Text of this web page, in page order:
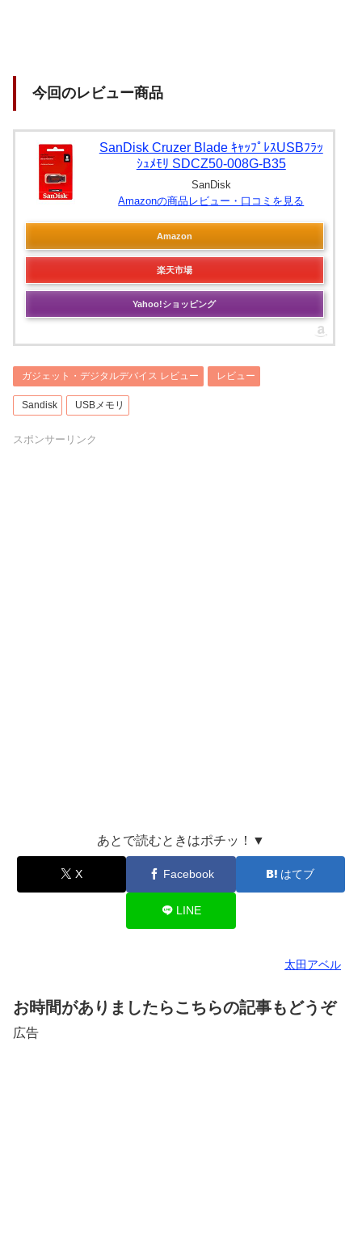
今回のレビュー商品
SanDisk Cruzer Blade ｷｬｯﾌﾟﾚｽUSBﾌﾗｯ
ｼｭﾒﾓﾘ SDCZ50-008G-B35
SanDisk
Amazonの商品レビュー・口コミを見る
Amazon
楽天市場
Yahoo!ショッピング
ガジェット・デジタルデバイス レビュー レビュー
Sandisk USBメモリ
スポンサーリンク
あとで読むときはポチッ！▼
X Facebook はてブ
LINE
太田アベル
お時間がありましたらこちらの記事もどうぞ
広告